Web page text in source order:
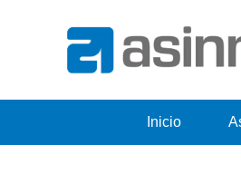
Inicio